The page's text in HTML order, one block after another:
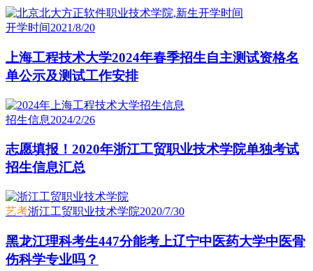
开学时间2021/8/20
上海工程技术大学2024年春季招生自主测试资格名
单公示及测试工作安排
招生信息2024/2/26
志愿填报！2020年浙江工贸职业技术学院单独考试
招生信息汇总
艺考浙江工贸职业技术学院2020/7/30
黑龙江理科考生447分能考上辽宁中医药大学中医骨
伤科学专业吗？